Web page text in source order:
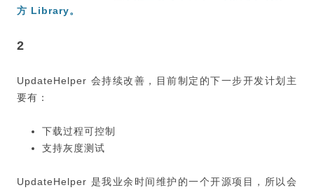
方 Library。
2
UpdateHelper 会持续改善，目前制定的下一步开发计划主
要有：
下载过程可控制
支持灰度测试
UpdateHelper 是我业余时间维护的一个开源项目，所以会